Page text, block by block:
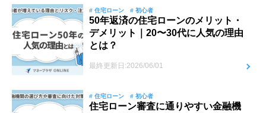
# 住宅ローン # 初心者
50年返済の住宅ローンのメリット・
デメリット｜20〜30代に人気の理由
とは？
最終更新日:2026/06/01
# 住宅ローン # 初心者
住宅ローン審査に通りやすい金融機